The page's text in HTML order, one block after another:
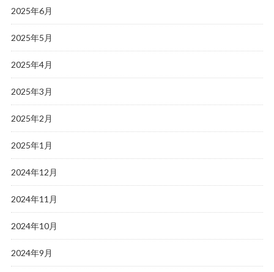
2025年6月
2025年5月
2025年4月
2025年3月
2025年2月
2025年1月
2024年12月
2024年11月
2024年10月
2024年9月